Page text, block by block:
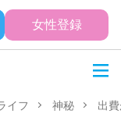
女性登録
イフ 神秘 出